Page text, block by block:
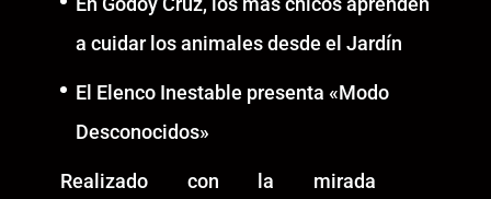
a cuidar los animales desde el Jardín
El Elenco Inestable presenta «Modo
Desconocidos»
Realizado con la mirada